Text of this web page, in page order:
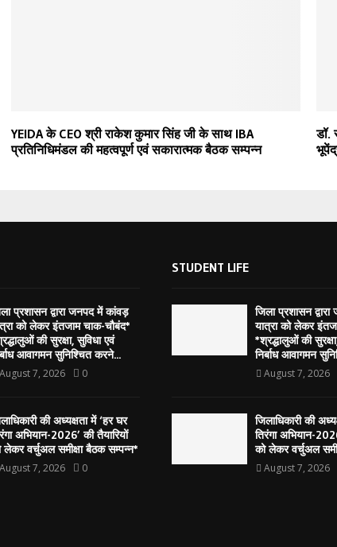
YEIDA के CEO श्री राकेश कुमार सिंह जी के साथ IBA
प्रतिनिधिमंडल की महत्वपूर्ण एवं सकारात्मक बैठक सम्पन्न
डॉ.
प्रशासन द्वारा जनपद में कांवड़
को लेकर इंतजाम चाक-चौबंद*
की सुरक्षा, सुविधा एवं
आवागमन सुनिश्चित करने...
August 7, 2026 0
की अध्यक्षता में ‘हर घर
अभियान-2026’ की तैयारियों
लेकर वर्चुअल समीक्षा बैठक सम्पन्न*
August 7, 2026 0
STUDENT LIFE
जिला प्रशासन
यात्रा को लेकर
*श्रद्धालुओं की
निर्बाध आवागमन
August 7, 2026
जिलाधिकारी की
तिरंगा अभियान-
को लेकर वर्चुअल
August 7, 2026